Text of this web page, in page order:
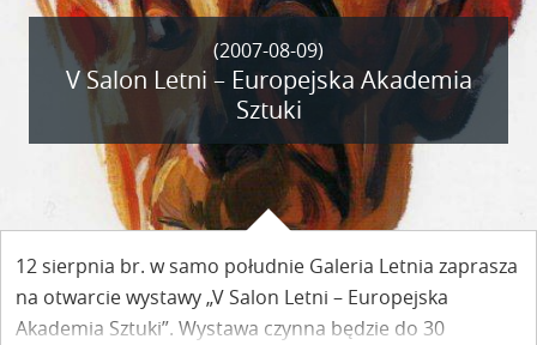
(2007-08-09)
V Salon Letni – Europejska Akademia
Sztuki
12 sierpnia br. w samo południe Galeria Letnia zaprasza
na otwarcie wystawy „V Salon Letni – Europejska
Akademia Sztuki”. Wystawa czynna będzie do 30